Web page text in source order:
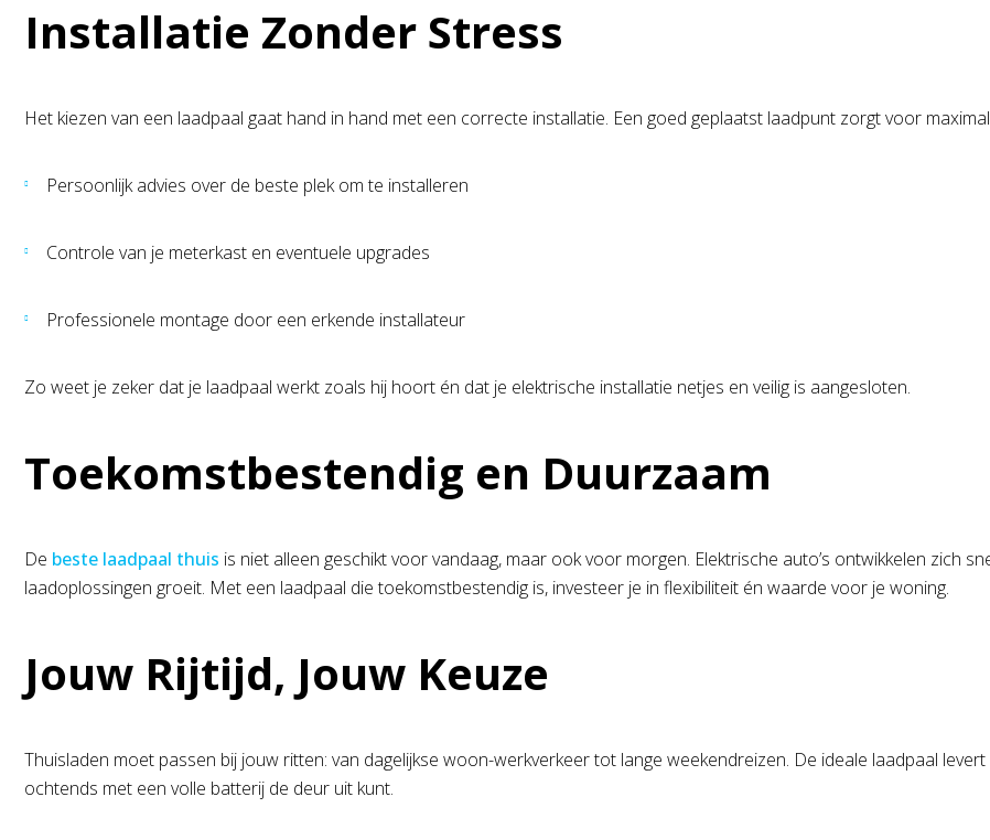
Installatie Zonder Stress
Het kiezen van een laadpaal gaat hand in hand met een correcte installatie. Een goed geplaatst laadpunt zorgt voor
Persoonlijk advies over de beste plek om te installeren
Controle van je meterkast en eventuele upgrades
Professionele montage door een erkende installateur
Zo weet je zeker dat je laadpaal werkt zoals hij hoort én dat je elektrische installatie netjes en veilig is aangesloten.
Toekomstbestendig en Duurzaam
De beste laadpaal thuis is niet alleen geschikt voor vandaag, maar ook voor morgen. Elektrische auto’s ontwikkelen zich
laadoplossingen groeit. Met een laadpaal die toekomstbestendig is, investeer je in flexibiliteit én waarde voor je woning.
Jouw Rijtijd, Jouw Keuze
Thuisladen moet passen bij jouw ritten: van dagelijkse woon-werkverkeer tot lange weekendreizen. De ideale laadpaal
ochtends met een volle batterij de deur uit kunt.